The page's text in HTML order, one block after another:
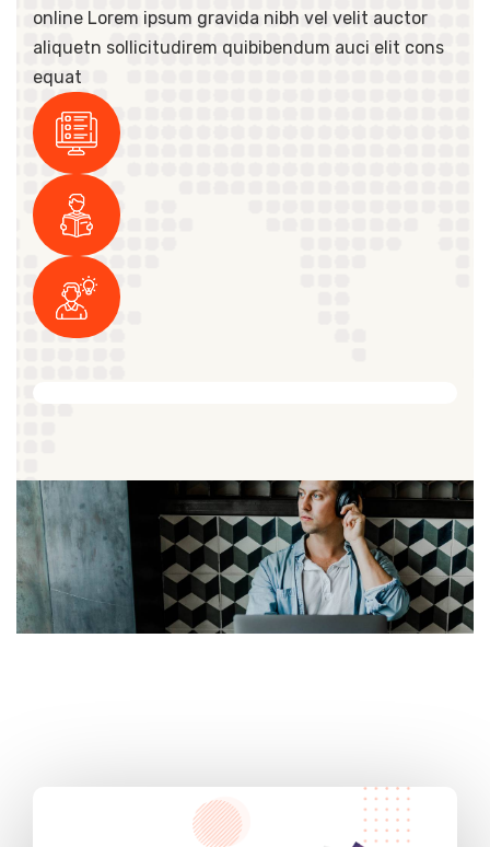
online Lorem ipsum gravida nibh vel velit auctor
aliquetn sollicitudirem quibibendum auci elit cons
equat